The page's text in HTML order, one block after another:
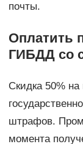
почты.
Оплатить
ГИБДД со
Скидка 50%
штрафов.
момента